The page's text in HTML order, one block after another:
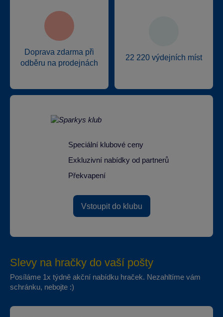
Doprava zdarma při
odběru na prodejnách
22 220 výdejních míst
Speciální klubové ceny
Exkluzivní nabídky od partnerů
Překvapení
Vstoupit do klubu
Slevy na hračky do vaší pošty
Posíláme 1x týdně akční nabídku hraček. Nezahltíme vám
schránku, nebojte :)